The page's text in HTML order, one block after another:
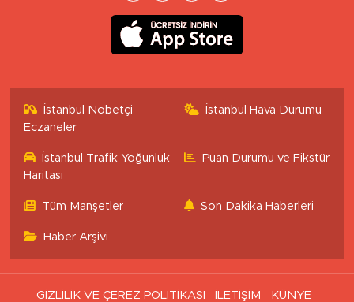
İstanbul Nöbetçi
Eczaneler
İstanbul Hava Durumu
İstanbul Trafik Yoğunluk
Haritası
Puan Durumu ve Fikstür
Tüm Manşetler Son Dakika Haberleri
Haber Arşivi
GİZLİLİK VE ÇEREZ POLİTİKASI İLETİŞİM
KÜNYE